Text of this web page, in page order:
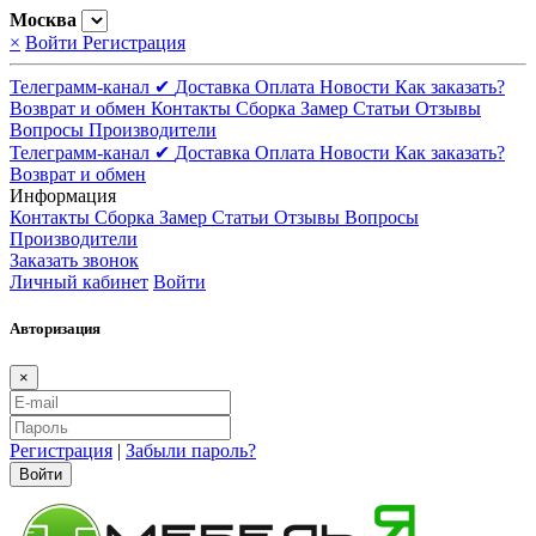
Москва
× Войти Регистрация
Телеграмм-канал ✔ Доставка Оплата Новости Как заказать?
Возврат и обмен Контакты Сборка Замер Статьи Отзывы
Вопросы Производители
Телеграмм-канал ✔ Доставка Оплата Новости Как заказать?
Возврат и обмен
Информация
Контакты Сборка Замер Статьи Отзывы Вопросы
Производители
Заказать звонок
Личный кабинет Войти
Авторизация
×
Регистрация | Забыли пароль?
Войти